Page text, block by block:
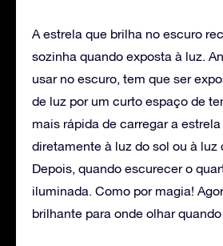
A estrela que brilha no escuro
sozinha quando exposta à luz.
usar no escuro, tem que ser
de luz por um curto espaço de
mais rápida de carregar a
diretamente à luz do sol ou à luz
Depois, quando escurecer o
iluminada. Como por magia!
brilhante para onde olhar